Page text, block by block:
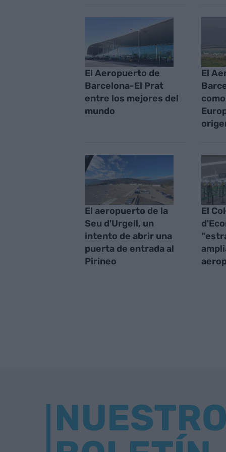
El Aeropuerto de
Barcelona-El Prat
entre los mejores del
mundo
El
El aeropuerto de la
Seu d'Urgell, un
intento de abrir una
puerta de entrada al
Pirineo
El
NUESTRO